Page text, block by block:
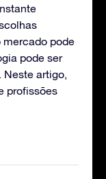
mercado pode
pode ser
Neste artigo,
profissões